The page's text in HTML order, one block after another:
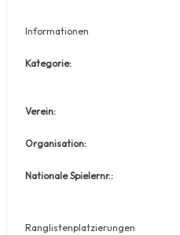
Informationen
Kategorie:
Verein:
Organisation:
Nationale Spielernr.:
Ranglistenplatzierungen